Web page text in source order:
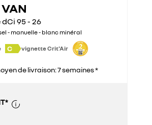
dCi 95 - 26
- manuelle - blanc minéral
C vignette Crit'Air
de livraison: 7 semaines *
*